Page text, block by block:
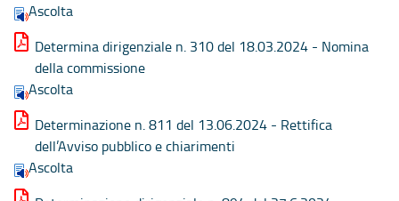
Ascolta
Determina dirigenziale n. 310 del 18.03.2024 - Nomina
della commissione
Ascolta
Determinazione n. 811 del 13.06.2024 - Rettifica
dell’Avviso pubblico e chiarimenti
Ascolta